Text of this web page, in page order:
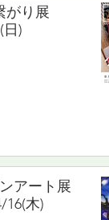
がり展
日)
アート展
16(木)